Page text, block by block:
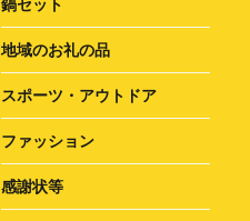
鍋セット
地域のお礼の品
スポーツ・アウトドア
ファッション
感謝状等